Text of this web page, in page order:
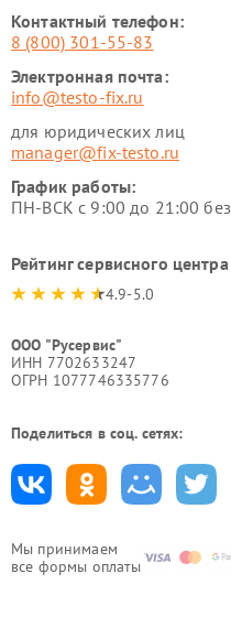
Мы принимаем
все формы оплаты
Контактный телефон:
8 (800) 301-55-83
Электронная почта:
info@testo-fix.ru
для юридических лиц
manager@fix-testo.ru
График работы:
ПН-ВСК с 9:00 до 21:00
Рейтинг сервисного центра
4.9-5.0
ООО "Русервис"
ИНН 7702633247
ОГРН 1077746335776
Поделиться в соц. сетях: